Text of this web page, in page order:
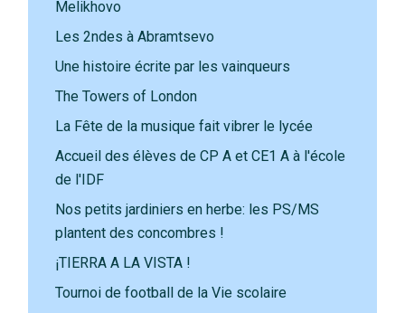
Melikhovo
Les 2ndes à Abramtsevo
Une histoire écrite par les vainqueurs
The Towers of London
La Fête de la musique fait vibrer le lycée
Accueil des élèves de CP A et CE1 A à l'école
de l'IDF
Nos petits jardiniers en herbe: les PS/MS
plantent des concombres !
¡TIERRA A LA VISTA !
Tournoi de football de la Vie scolaire